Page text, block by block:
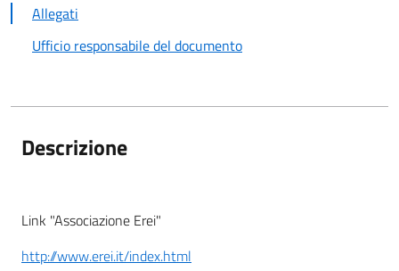
Allegati
Ufficio responsabile del documento
Descrizione
Link "Associazione Erei"
http://www.erei.it/index.html